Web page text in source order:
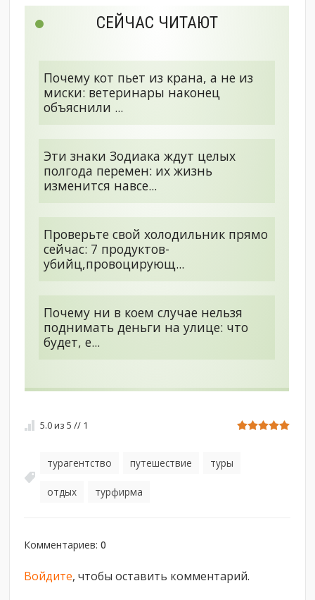
СЕЙЧАС ЧИТАЮТ
Почему кот пьет из крана, а не из
миски: ветеринары наконец
объяснили ...
Эти знаки Зодиака ждут целых
полгода перемен: их жизнь
изменится навсе...
Проверьте свой холодильник прямо
сейчас: 7 продуктов-
убийц,провоцирующ...
Почему ни в коем случае нельзя
поднимать деньги на улице: что
будет, е...
5.0из5 // 1
турагентство путешествие туры
отдых турфирма
Комментариев:0
Войдите, чтобы оставить комментарий.